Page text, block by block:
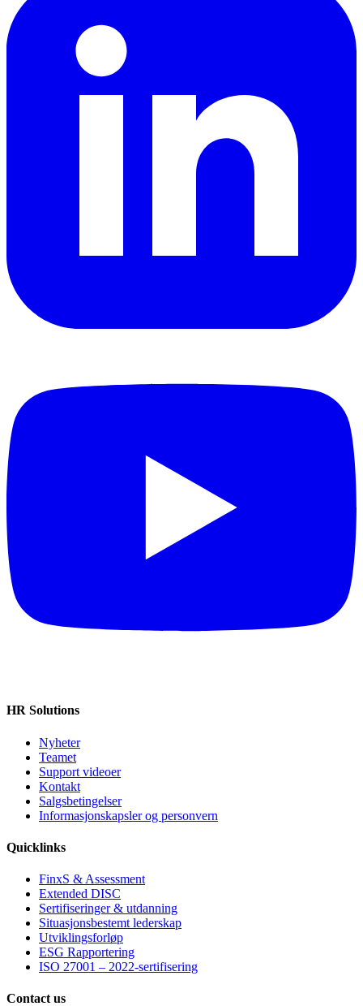
HR Solutions
Nyheter
Teamet
Support videoer
Kontakt
Salgsbetingelser
Informasjonskapsler og personvern
Quicklinks
FinxS & Assessment
Extended DISC
Sertifiseringer & utdanning
Situasjonsbestemt lederskap
Utviklingsforløp
ESG Rapportering
ISO 27001 – 2022-sertifisering
Contact us